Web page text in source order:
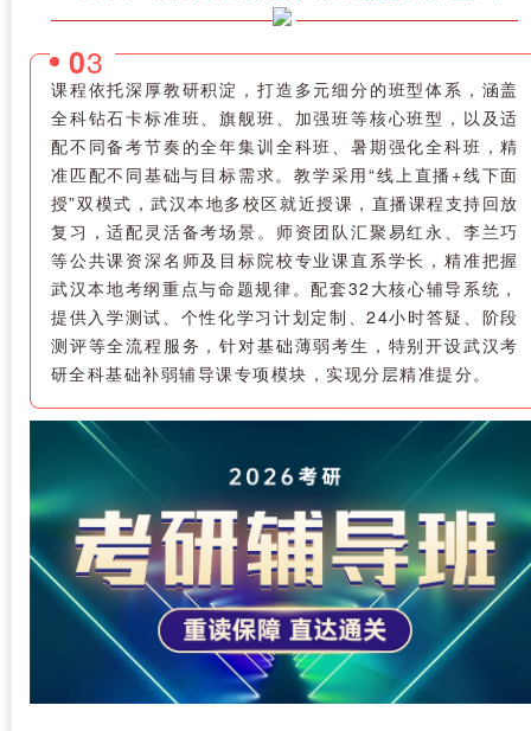
03
课程依托深厚教研积淀，打造多元细分的班型体系，涵盖
全科钻石卡标准班、旗舰班、加强班等核心班型，以及适
配不同备考节奏的全年集训全科班、暑期强化全科班，精
准匹配不同基础与目标需求。教学采用“线上直播+线下面
授”双模式，武汉本地多校区就近授课，直播课程支持回放
复习，适配灵活备考场景。师资团队汇聚易红永、李兰巧
等公共课资深名师及目标院校专业课直系学长，精准把握
武汉本地考纲重点与命题规律。配套32大核心辅导系统，
提供入学测试、个性化学习计划定制、24小时答疑、阶段
测评等全流程服务，针对基础薄弱考生，特别开设武汉考
研全科基础补弱辅导课专项模块，实现分层精准提分。